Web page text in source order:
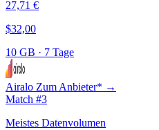
27,71 €
$32,00
10 GB · 7 Tage
Airalo Zum Anbieter* →
Match #3
Meistes Datenvolumen